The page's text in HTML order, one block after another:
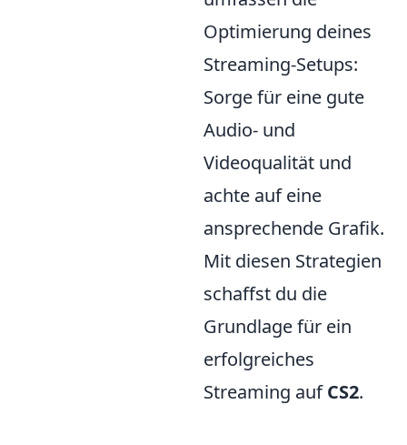
Optimierung deines
Streaming-Setups:
Sorge für eine gute
Audio- und
Videoqualität und
achte auf eine
ansprechende Grafik.
Mit diesen Strategien
schaffst du die
Grundlage für ein
erfolgreiches
Streaming aufCS2.